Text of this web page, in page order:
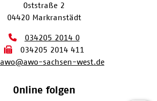
Oststraße 2
04420 Markranstädt
034205 2014 0
034205 2014 411
awo@awo-sachsen-west.de
Online folgen